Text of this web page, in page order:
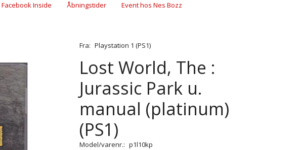
Facebook Inside Åbningstider Event hos Nes Bozz
Fra: Playstation 1 (PS1)
Lost World, The :
Jurassic Park u.
manual (platinum)
(PS1)
Model/varenr.: p1l10kp